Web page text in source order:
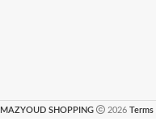
MAZYOUD SHOPPING 2026 Terms